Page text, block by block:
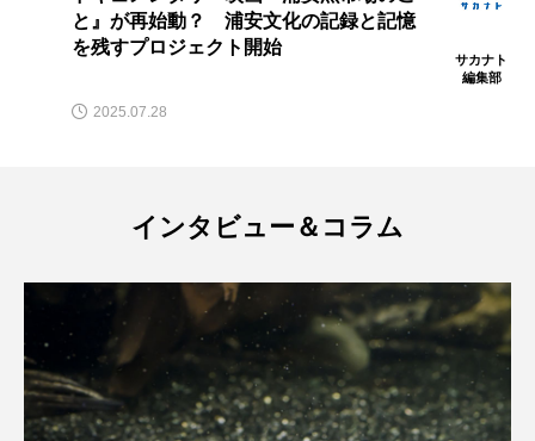
大分県 天然記念物 奈良県
幼生 幼魚
幼魚水族館 広島もとまち水族館
微生物 採集 撮影 擬態 文化
と』が再始動？ 浦安文化の記録と記憶
を残すプロジェクト開始
サカナト
編集部
2025.07.28
インタビュー＆コラム